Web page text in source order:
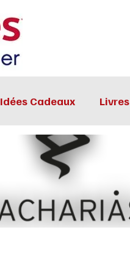
Idées Cadeaux Livres
Vins Alcools